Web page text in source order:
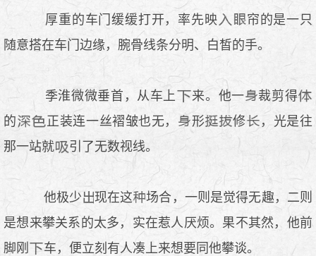
厚重的车门缓缓打开，率先映
帘的是一只
随意搭在车门边缘，腕骨线条分明、白皙的手。
季淮微微垂首，从车上 来。他一
裁剪得
的
正装连一丝褶皱也无， 形 修
，光是往
那一站就
引了无数视线。
他极少 现在这
场合，一则是觉得无趣，二则
是想来攀关系的太多，实在惹人厌烦。果不其然，他前
脚刚
车，便立刻有人凑上来想要同他攀谈。